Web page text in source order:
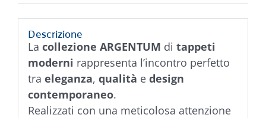
Descrizione
La collezione ARGENTUM di tappeti
moderni rappresenta l’incontro perfetto
tra eleganza, qualità e design
contemporaneo.
Realizzati con una meticolosa attenzione